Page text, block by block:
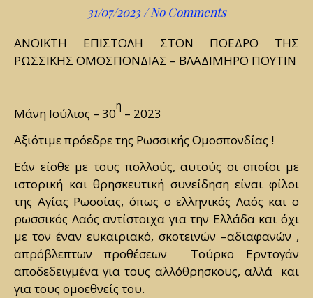
31/07/2023 / No Comments
ΑΝΟΙΚΤΗ ΕΠΙΣΤΟΛΗ ΣΤΟΝ ΠΟΕΔΡΟ ΤΗΣ
ΡΩΣΣΙΚΗΣ ΟΜΟΣΠΟΝΔΙΑΣ – ΒΛΑΔΙΜΗΡΟ ΠΟΥΤΙΝ
Μάνη Ιούλιος – 30
η
– 2023
Αξιότιμε πρόεδρε της Ρωσσικής Ομοσπονδίας !
Εάν είσθε με τους πολλούς, αυτούς οι οποίοι με
ιστορική και θρησκευτική συνείδηση είναι φίλοι
της Αγίας Ρωσσίας, όπως ο ελληνικός Λαός και ο
ρωσσικός Λαός αντίστοιχα για την Ελλάδα και όχι
με τον έναν ευκαιριακό, σκοτεινών –αδιαφανών ,
απρόβλεπτων προθέσεων Τούρκο Ερντογάν
αποδεδειγμένα για τους αλλόθρησκους, αλλά και
για τους ομοεθνείς του.